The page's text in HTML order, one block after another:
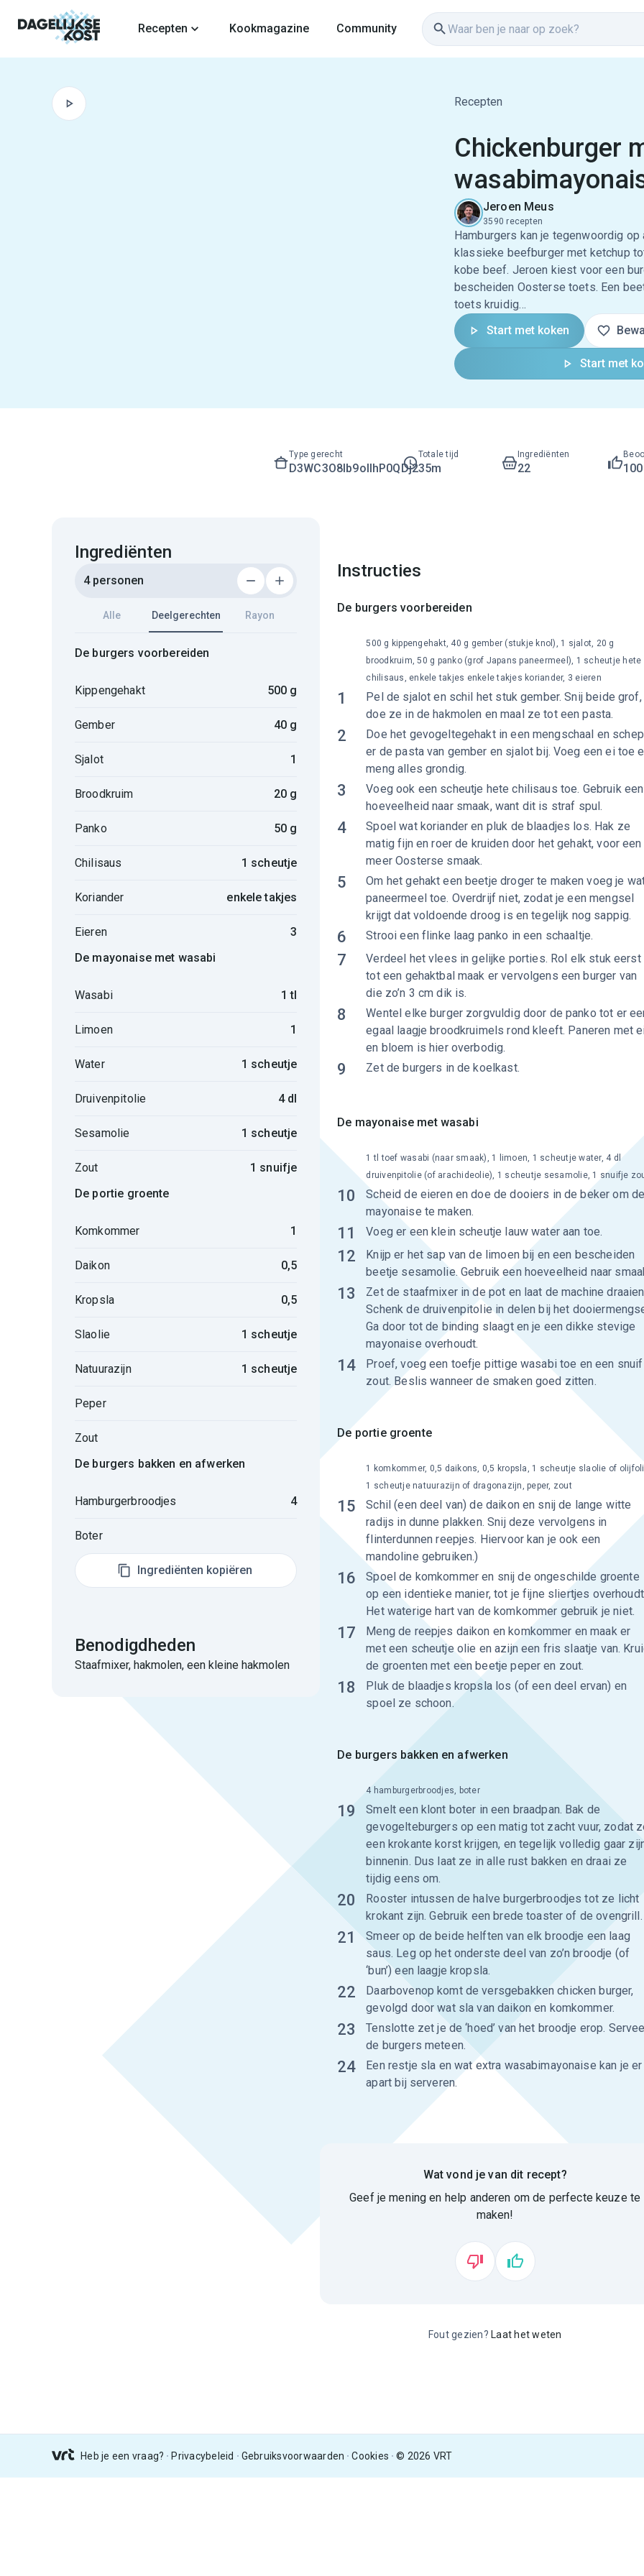
Recepten
Kookmagazine Community
Recepten
Chickenburger
Jeroen Meus
3590 recepten
Hamburgers kan je tegenwoordig
klassieke beefburger met ketchup
kobe beef. Jeroen kiest voor een
bescheiden Oosterse toets. Een
toets kruidig…
Start met koken
Start met
Type gerecht
D3WC3O8lb9ollhP0QDj2
Totale tijd
35m
Ingrediënten
22
Ingrediënten
4 personen
Alle Deelgerechten Rayon
De burgers voorbereiden
Kippengehakt 500 g
Gember 40 g
Sjalot 1
Broodkruim 20 g
Panko 50 g
Chilisaus 1 scheutje
Koriander enkele takjes
Eieren
3
De mayonaise met wasabi
Wasabi 1 tl
Limoen 1
Water 1 scheutje
Druivenpitolie 4 dl
Sesamolie 1 scheutje
Zout
1 snuifje
De portie groente
Komkommer 1
Daikon 0,5
Kropsla 0,5
Slaolie 1 scheutje
Natuurazijn 1 scheutje
Peper
Zout
De burgers bakken en afwerken
Hamburgerbroodjes 4
Boter
Ingrediënten kopiëren
Benodigdheden
Staafmixer, hakmolen, een kleine hakmolen
Instructies
De burgers voorbereiden
1
Pel de sjalot en schil het stuk gember. Snij beide grof,
doe ze in de hakmolen en maal ze tot een pasta.
500 g kippengehakt, 40 g gember (stukje knol), 1 sjalot, 20 g
broodkruim, 50 g panko (grof Japans paneermeel), 1 scheutje hete
chilisaus, enkele takjes enkele takjes koriander, 3 eieren
2
Doe het gevogeltegehakt in een mengschaal en schep
er de pasta van gember en sjalot bij. Voeg een ei toe
meng alles grondig.
3
Voeg ook een scheutje hete chilisaus toe. Gebruik een
hoeveelheid naar smaak, want dit is straf spul.
4
Spoel wat koriander en pluk de blaadjes los. Hak ze
matig fijn en roer de kruiden door het gehakt, voor een
meer Oosterse smaak.
5
Om het gehakt een beetje droger te maken voeg je
paneermeel toe. Overdrijf niet, zodat je een mengsel
krijgt dat voldoende droog is en tegelijk nog sappig.
6 Strooi een flinke laag panko in een schaaltje.
7
Verdeel het vlees in gelijke porties. Rol elk stuk eerst
tot een gehaktbal maak er vervolgens een burger van
die zo’n 3 cm dik is.
8
Wentel elke burger zorgvuldig door de panko tot er
egaal laagje broodkruimels rond kleeft. Paneren met
en bloem is hier overbodig.
9 Zet de burgers in de koelkast.
De mayonaise met wasabi
10
Scheid de eieren en doe de dooiers in de beker om
mayonaise te maken.
1 tl toef wasabi (naar smaak), 1 limoen, 1 scheutje water, 4 dl
druivenpitolie (of arachideolie), 1 scheutje sesamolie, 1 snuifje
11 Voeg er een klein scheutje lauw water aan toe.
12
Knijp er het sap van de limoen bij en een bescheiden
beetje sesamolie. Gebruik een hoeveelheid naar
13
Zet de staafmixer in de pot en laat de machine
Schenk de druivenpitolie in delen bij het
Ga door tot de binding slaagt en je een dikke stevige
mayonaise overhoudt.
14
Proef, voeg een toefje pittige wasabi toe en een snuif
zout. Beslis wanneer de smaken goed zitten.
De portie groente
15
Schil (een deel van) de daikon en snij de lange witte
radijs in dunne plakken. Snij deze vervolgens in
flinterdunnen reepjes. Hiervoor kan je ook een
mandoline gebruiken.)
1 komkommer, 0,5 daikons, 0,5 kropsla, 1 scheutje slaolie of
1 scheutje natuurazijn of dragonazijn, peper, zout
16
Spoel de komkommer en snij de ongeschilde groente
op een identieke manier, tot je fijne sliertjes
Het waterige hart van de komkommer gebruik je niet.
17
Meng de reepjes daikon en komkommer en maak er
met een scheutje olie en azijn een fris slaatje van.
de groenten met een beetje peper en zout.
18
Pluk de blaadjes kropsla los (of een deel ervan) en
spoel ze schoon.
De burgers bakken en afwerken
19
Smelt een klont boter in een braadpan. Bak de
gevogelteburgers op een matig tot zacht vuur, zodat
een krokante korst krijgen, en tegelijk volledig gaar
binnenin. Dus laat ze in alle rust bakken en draai ze
tijdig eens om.
4 hamburgerbroodjes, boter
20
Rooster intussen de halve burgerbroodjes tot ze licht
krokant zijn. Gebruik een brede toaster of de ovengrill.
21
Smeer op de beide helften van elk broodje een laag
saus. Leg op het onderste deel van zo’n broodje (of
‘bun’) een laagje kropsla.
22
Daarbovenop komt de versgebakken chicken burger,
gevolgd door wat sla van daikon en komkommer.
23
Tenslotte zet je de ‘hoed’ van het broodje erop.
de burgers meteen.
24
Een restje sla en wat extra wasabimayonaise kan je er
apart bij serveren.
Wat vond je van dit recept?
Geef je mening en help anderen om de perfecte keuze te
maken!
Fout gezien? Laat het weten
Heb je een vraag? Privacybeleid Gebruiksvoorwaarden Cookies © 2026 VRT